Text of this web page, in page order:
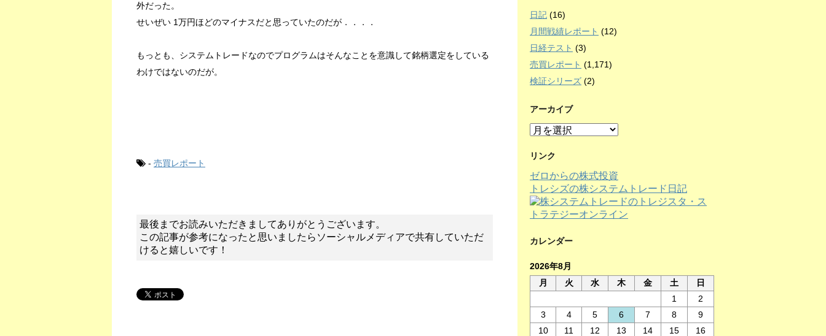
外だった。
せいぜい 1万円ほどのマイナスだと思っていたのだが．．．．
もっとも、システムトレードなのでプログラムはそんなことを意識して銘柄選定をしている
わけではないのだが。
- 売買レポート
最後までお読みいただきましてありがとうございます。
この記事が参考になったと思いましたらソーシャルメディアで共有していただ
けると嬉しいです！
日記 (16)
月間戦績レポート (12)
日経テスト (3)
売買レポート (1,171)
検証シリーズ (2)
アーカイブ
ア
カ
ブ
リンク
ゼロからの株式投資
トレシズの株システムトレード日記
カレンダー
2026年8月
月
火 水 木 金 土
日
1
2
3
4 5 6 7 8
9
10
11 12 13 14 15
16